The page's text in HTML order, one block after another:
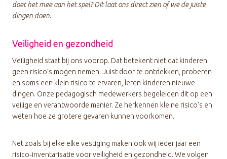
doet het mee aan het spel? Dit laat ons direct zien of we de juiste
dingen doen.
Veiligheid en gezondheid
Veiligheid staat bij ons voorop. Dat betekent niet dat kinderen
geen risico’s mogen nemen. Juist door te ontdekken, proberen
en soms een klein risico te ervaren, leren kinderen nieuwe
dingen. Onze pedagogisch medewerkers begeleiden dit op een
veilige en verantwoorde manier. Ze herkennen kleine risico’s en
weten hoe ze grotere gevaren kunnen voorkomen.
Net zoals bij elke elke vestiging maken ook wij ieder jaar een
risico‑inventarisatie voor veiligheid en gezondheid. We volgen